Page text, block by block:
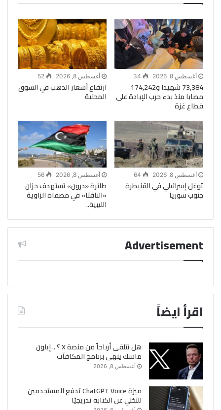
أغسطس 8, 2026 34
73,384 شهيدا و174,242
مصابا منذ بدء حرب الإبادة على
قطاع غزة
أغسطس 8, 2026 52
ارتفاع أسعار الذهب في السوق
المحلية
أغسطس 8, 2026 64
توغل إسرائيلي في القنيطرة
جنوب سوريا
أغسطس 8, 2026 56
طائرة «درون» تستهدف خزان
«النافتا» في مصفاة الزاوية
الليبية..
Advertisement
اقرأ ايضاً
هل تتلقى أرباحاً من منصة X ؟ .. إيلون
ماسك ينهى برنامج المكافآت
أغسطس 8, 2026
ميزة ChatGPT Voice تدفع المستخدمين
للتخلي عن الكتابة تدريجيًا